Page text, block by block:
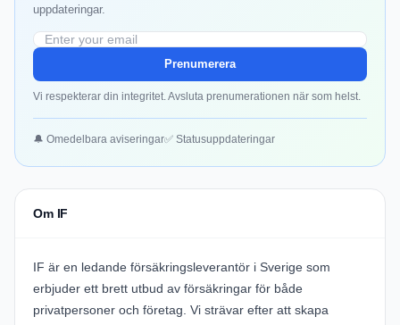
uppdateringar.
Prenumerera
Vi respekterar din integritet. Avsluta prenumerationen när som helst.
🔔 Omedelbara aviseringar✅ Statusuppdateringar
Om IF
IF är en ledande försäkringsleverantör i Sverige som
erbjuder ett brett utbud av försäkringar för både
privatpersoner och företag. Vi strävar efter att skapa